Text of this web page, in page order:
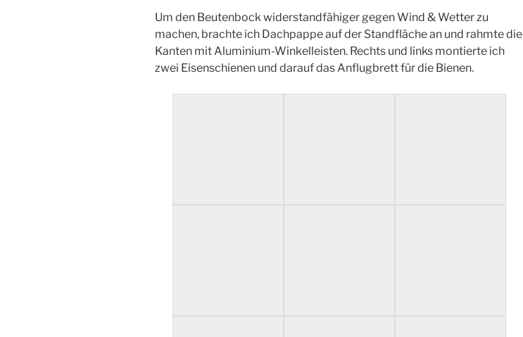
Um den Beutenbock widerstandfähiger gegen Wind & Wetter zu
machen, brachte ich Dachpappe auf der Standfläche an und rahmte die
Kanten mit Aluminium-Winkelleisten. Rechts und links montierte ich
zwei Eisenschienen und darauf das Anflugbrett für die Bienen.